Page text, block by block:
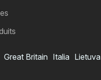
Great Britain Italia Lietuva